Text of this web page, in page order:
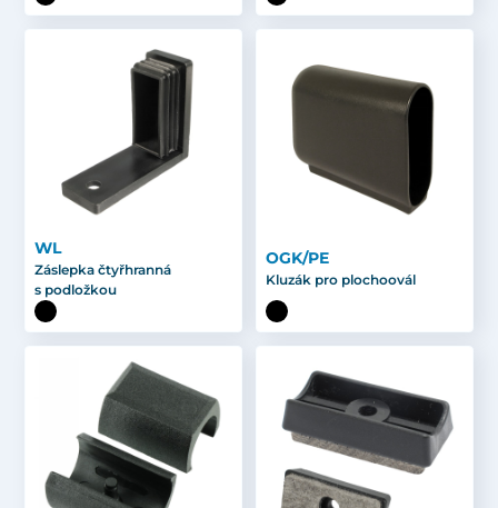
WL
Záslepka čtyřhranná
s podložkou
OGK/PE
Kluzák pro plochoovál